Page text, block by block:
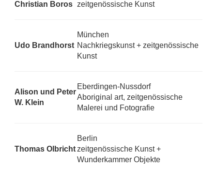
Christian Boros zeitgenössische Kunst
Udo Brandhorst
München
Nachkriegskunst + zeitgenössische
Kunst
Alison und Peter
W. Klein
Eberdingen-Nussdorf
Aboriginal art, zeitgenössische
Malerei und Fotografie
Thomas Olbricht
Berlin
zeitgenössische Kunst +
Wunderkammer Objekte